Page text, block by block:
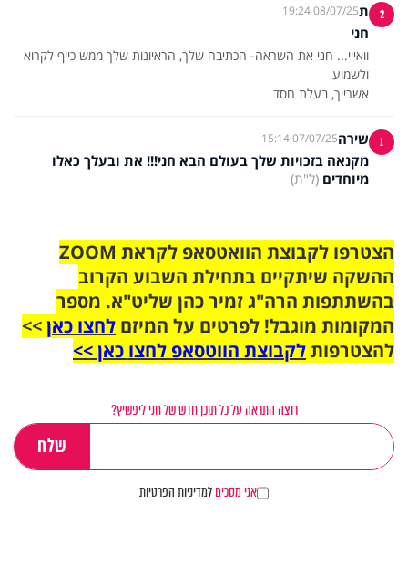
2 ת08/07/25 19:24
חני
וואייי... חני את השראה- הכתיבה שלך, הראיונות שלך ממש כייף לקרוא
אשרייך, בעלת חסד
1 שירה07/07/25 15:14
מקנאה בזכויות שלך בעולם הבא חני!!! את ובעלך כאלו
מיוחדים (ל"ת)
הצטרפו לקבוצת הוואטסאפ לקראת ZOOM
ההשקה שיתקיים בתחילת השבוע הקרוב
בהשתתפות הרה"ג זמיר כהן שליט"א. מספר
המקומות מוגבל! לפרטים על המיזם לחצו כאן>>
להצטרפותלקבוצת הווטסאפ לחצו כאן >>
רוצה התראה על כל תוכן חדש של חני ליפשיץ?
אני מסכיםלמדיניות הפרטיות